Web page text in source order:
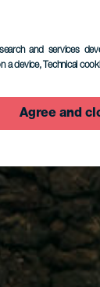
and services
a device, Technical
Agree and